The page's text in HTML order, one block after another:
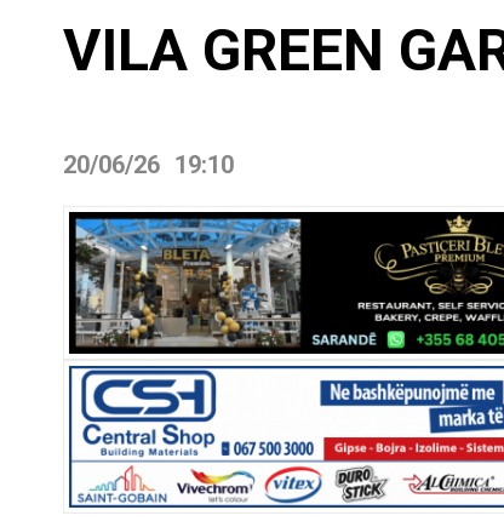
VILA GREEN
20/06/26 19:10